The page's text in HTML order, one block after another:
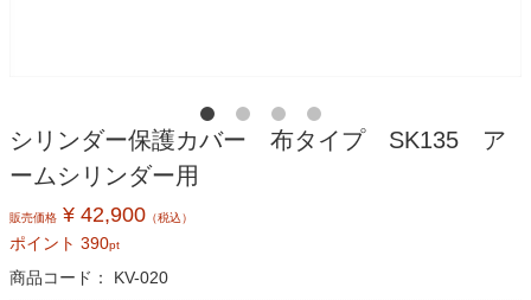
シリンダー保護カバー 布タイプ SK135 ア
ームシリンダー用
販売価格 ¥ 42,900 （税込）
ポイント 390pt
商品コード： KV-020